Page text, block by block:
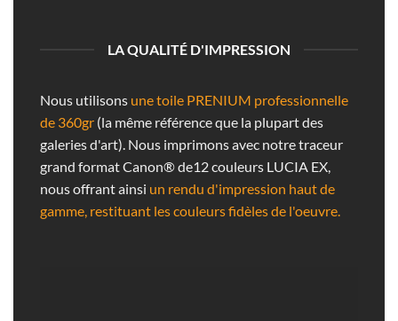
LA QUALITÉ D'IMPRESSION
Nous utilisons une toile PRENIUM professionnelle
de 360gr (la même référence que la plupart des
galeries d'art). Nous imprimons avec notre traceur
grand format Canon® de12 couleurs LUCIA EX,
nous offrant ainsi un rendu d'impression haut de
gamme, restituant les couleurs fidèles de l'oeuvre.